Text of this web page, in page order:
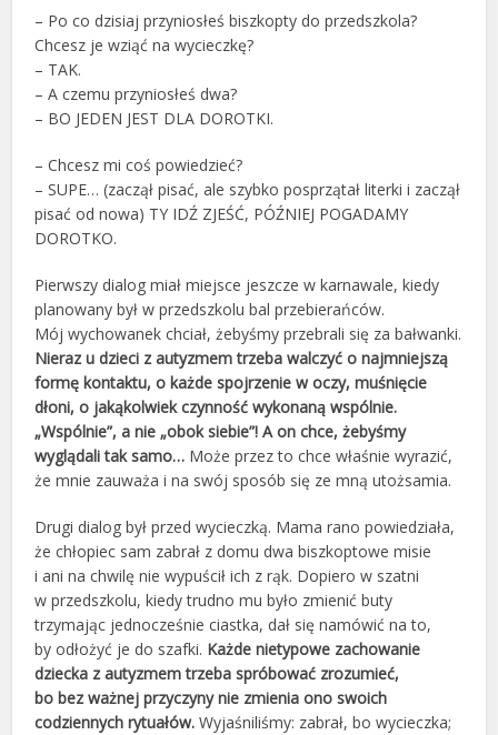
– Po co dzisiaj przyniosłeś biszkopty do przedszkola?
Chcesz je wziąć na wycieczkę?
– TAK.
– A czemu przyniosłeś dwa?
– BO JEDEN JEST DLA DOROTKI.
– Chcesz mi coś powiedzieć?
– SUPE… (zaczął pisać, ale szybko posprzątał literki i zaczął
pisać od nowa) TY IDŹ ZJEŚĆ, PÓŹNIEJ POGADAMY
DOROTKO.
Pierwszy dialog miał miejsce jeszcze w karnawale, kiedy
planowany był w przedszkolu bal przebierańców.
Mój wychowanek chciał, żebyśmy przebrali się za bałwanki.
Nieraz u dzieci z autyzmem trzeba walczyć o najmniejszą
formę kontaktu, o każde spojrzenie w oczy, muśnięcie
dłoni, o jakąkolwiek czynność wykonaną wspólnie.
„Wspólnie”, a nie „obok siebie”! A on chce, żebyśmy
wyglądali tak samo… Może przez to chce właśnie wyrazić,
że mnie zauważa i na swój sposób się ze mną utożsamia.
Drugi dialog był przed wycieczką. Mama rano powiedziała,
że chłopiec sam zabrał z domu dwa biszkoptowe misie
i ani na chwilę nie wypuścił ich z rąk. Dopiero w szatni
w przedszkolu, kiedy trudno mu było zmienić buty
trzymając jednocześnie ciastka, dał się namówić na to,
by odłożyć je do szafki. Każde nietypowe zachowanie
dziecka z autyzmem trzeba spróbować zrozumieć,
bo bez ważnej przyczyny nie zmienia ono swoich
codziennych rytuałów. Wyjaśniliśmy: zabrał, bo wycieczka;